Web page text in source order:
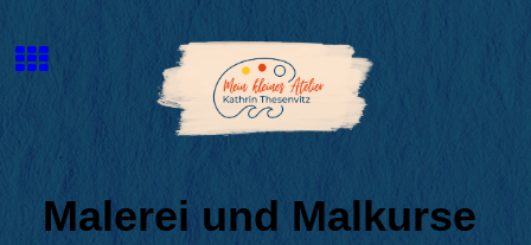
Malerei und Malkurse